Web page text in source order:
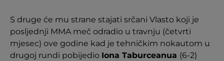
S druge će mu strane stajati srčani Vlasto koji je
posljednji MMA meč odradio u travnju (četvrti
mjesec) ove godine kad je tehničkim nokautom u
drugoj rundi pobijedio Iona Taburceanua (6-2)